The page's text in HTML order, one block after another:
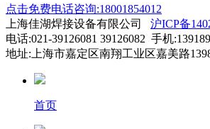
点击免费电话咨询:18001854012
上海佳湖焊接设备有限公司 沪ICP备
电话:021-39126081 39126082 手机
地址:上海市嘉定区南翔工业区嘉美路
首页